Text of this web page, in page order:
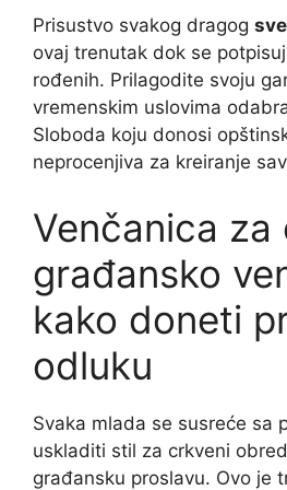
Prisustvo svakog dragog
ovaj trenutak dok se
rođenih. Prilagodite svoju
vremenskim uslovima
Sloboda koju donosi
neprocenjiva za kreiranje
Venčanica za
građansko
kako doneti
odluku
Svaka mlada se susreće sa
uskladiti stil za crkveni
građansku proslavu. Ovo je